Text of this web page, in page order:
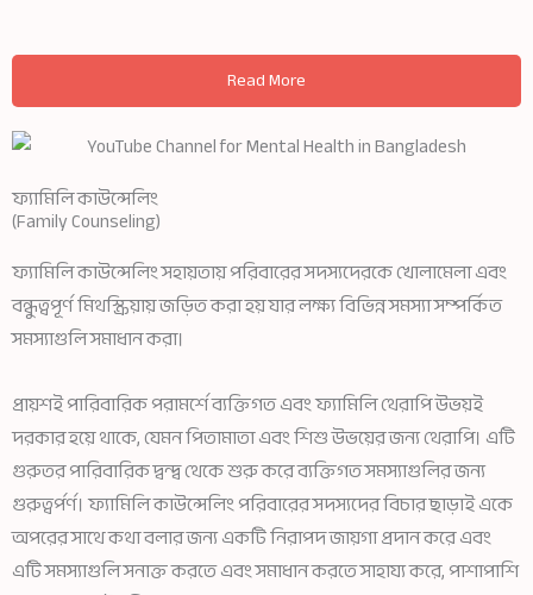
Read More
ফ্যামিলি কাউন্সেলিং
(Family Counseling)
ফ্যামিলি কাউন্সেলিং সহায়তায় পরিবারের সদস্যদেরকে খোলামেলা এবং
বন্ধুত্বপূর্ণ মিথস্ক্রিয়ায় জড়িত করা হয় যার লক্ষ্য বিভিন্ন সমস্যা সম্পর্কিত
সমস্যাগুলি সমাধান করা।
প্রায়শই পারিবারিক পরামর্শে ব্যক্তিগত এবং ফ্যামিলি থেরাপি উভয়ই
দরকার হয়ে থাকে, যেমন পিতামাতা এবং শিশু উভয়ের জন্য থেরাপি। এটি
গুরুতর পারিবারিক দ্বন্দ্ব থেকে শুরু করে ব্যক্তিগত সমস্যাগুলির জন্য
গুরুত্বর্পর্ণ। ফ্যামিলি কাউন্সেলিং পরিবারের সদস্যদের বিচার ছাড়াই একে
অপরের সাথে কথা বলার জন্য একটি নিরাপদ জায়গা প্রদান করে এবং
এটি সমস্যাগুলি সনাক্ত করতে এবং সমাধান করতে সাহায্য করে, পাশাপাশি